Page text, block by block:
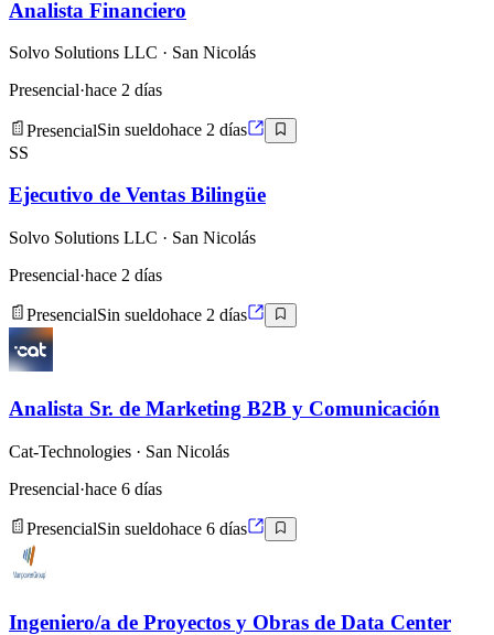
Analista Financiero
Solvo Solutions LLC · San Nicolás
Presencial·hace 2 días
PresencialSin sueldohace 2 días
SS
Ejecutivo de Ventas Bilingüe
Solvo Solutions LLC · San Nicolás
Presencial·hace 2 días
PresencialSin sueldohace 2 días
Analista Sr. de Marketing B2B y Comunicación
Cat-Technologies · San Nicolás
Presencial·hace 6 días
PresencialSin sueldohace 6 días
Ingeniero/a de Proyectos y Obras de Data Center